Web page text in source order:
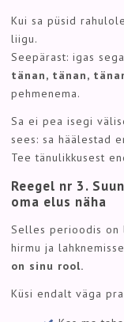
Kui sa püsid
liigu.
Seepärast: igas
tänan, tänan,
pehmenema.
Sa ei pea isegi
sees: sa häälestad
Tee tänulikkusest
Reegel nr 3.
oma elus näha
Selles perioodis on
hirmu ja
on sinu rool.
Küsi endalt väga